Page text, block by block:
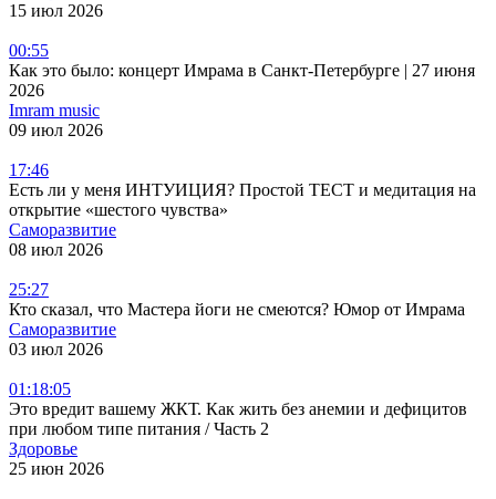
15 июл 2026
00:55
Как это было: концерт Имрама в Санкт-Петербурге | 27 июня
2026
Imram music
09 июл 2026
17:46
Есть ли у меня ИНТУИЦИЯ? Простой ТЕСТ и медитация на
открытие «шестого чувства»
Саморазвитие
08 июл 2026
25:27
Кто сказал, что Мастера йоги не смеются? Юмор от Имрама
Саморазвитие
03 июл 2026
01:18:05
Это вредит вашему ЖКТ. Как жить без анемии и дефицитов
при любом типе питания / Часть 2
Здоровье
25 июн 2026